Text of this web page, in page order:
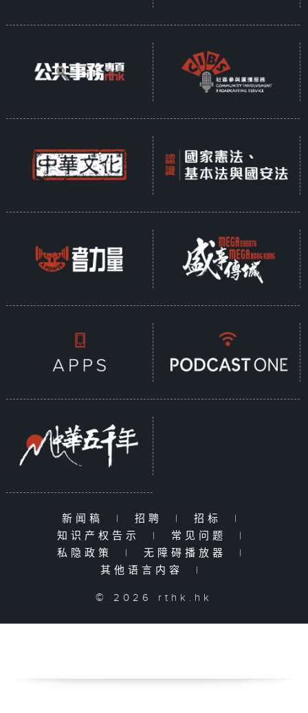
新闻稿 | 招聘 | 招标
|
知识产权告示
| 常见问题
|
私隐政策
| 无障碍播放器
|
其他语言内容
|
© 2026 rthk.hk